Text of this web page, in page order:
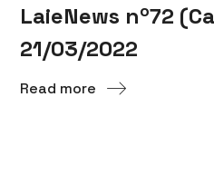
LaieNews nº72
21/03/2022
Read more